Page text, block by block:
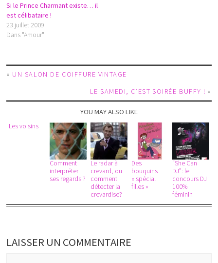
Si le Prince Charmant existe… il
est célibataire !
23 juillet 2009
Dans "Amour"
« UN SALON DE COIFFURE VINTAGE
LE SAMEDI, C’EST SOIRÉE BUFFY ! »
YOU MAY ALSO LIKE
Les voisins
Comment
interpréter
ses regards ?
Le radar à
crevard, ou
comment
détecter la
crevardise?
Des
bouquins
« spécial
filles »
“She Can
DJ”: le
concours DJ
100%
féminin
LAISSER UN COMMENTAIRE